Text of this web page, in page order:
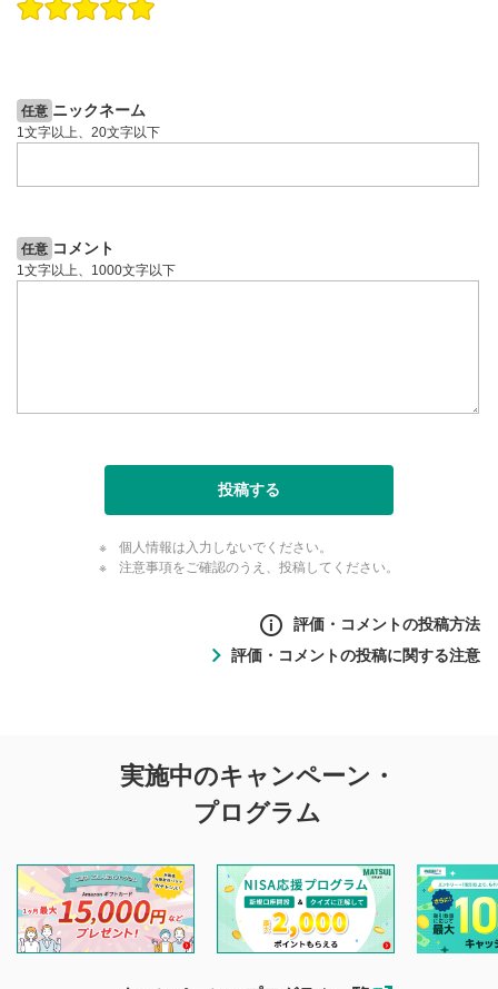
操作説明動画
任意 ニックネーム
1文字以上、20文字以下
任意 コメント
1文字以上、1000文字以下
投稿する
個人情報は入力しないでください。
注意事項をご確認のうえ、投稿してください。
評価・コメントの投稿方法
評価・コメントの投稿に関する注意
投稿に関する注意
を目的として、各動画コンテンツに、評価およびコメントの
投稿ができます。利用者は以下の注意事項をご理解のうえ、
閲覧および投稿を行うものとしてください。
他の利用者が動画を視聴される際の参考になるコメントをお
待ちしております。
なお、投稿をもって、本注意事項に同意されたものとみなし
実施中のキャンペーン・
プログラム